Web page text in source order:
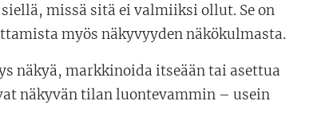
missä sitä ei valmiiksi ollut. Se on
myös näkyvyyden näkökulmasta.
näkyä, markkinoida itseään tai asettua
näkyvän tilan luontevammin – usein